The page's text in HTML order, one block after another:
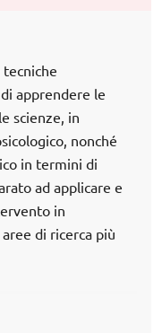
tecniche
apprendere le
scienze, in
nonché
in termini di
ad applicare e
in
di ricerca più